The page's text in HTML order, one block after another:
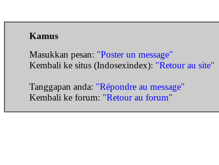
Kamus
Masukkan pesan: "Poster un message"
Kembali ke situs (Indosexindex): "Retour au site"
Tanggapan anda: "Répondre au message"
Kembali ke forum: "Retour au forum"